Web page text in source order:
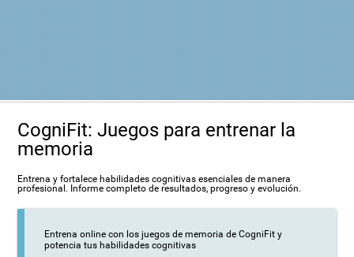
CogniFit: Juegos para entrenar la
memoria
Entrena y fortalece habilidades cognitivas esenciales de manera
profesional. Informe completo de resultados, progreso y evolución.
Entrena online con los juegos de memoria de CogniFit y
potencia tus habilidades cognitivas